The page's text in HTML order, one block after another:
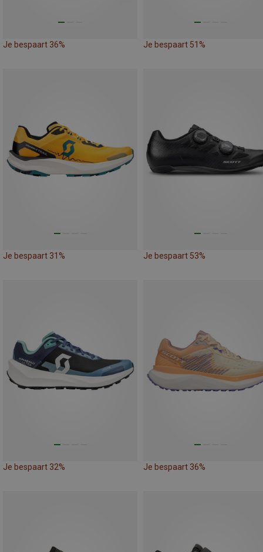
Je bespaart 36% Je bespaart 51%
Je bespaart 31% Je bespaart 53%
Je bespaart 32% Je bespaart 36%